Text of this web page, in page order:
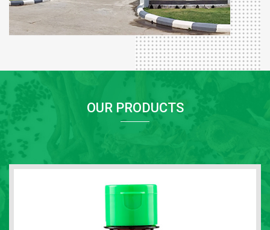
OUR PRODUCTS